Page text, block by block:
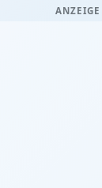
ANZEIGE